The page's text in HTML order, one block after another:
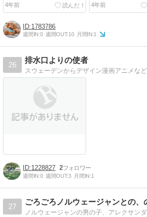
4年前 4年前
1783786
週間IN:0 週間OUT:10 月間IN:1
26
排水口よりの使者
1228827 2
週間IN:0 週間OUT:3 月間IN:1
27
ごろごろノルウェージャンとの、